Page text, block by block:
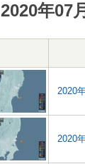
2020年07
2020
2020